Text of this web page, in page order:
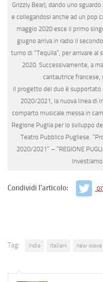
Grizzly Bear), dando uno
e collegandosi anche ad un pop
maggio 2020 esce il primo
giugno arriva in radio il
turno di “Tequila”, per arrivare al
2020. Successivamente, a
cantautrice francese,
Il progetto del duo è supportato
2020/2021 , la nuova linea
comparto musicale messa in
Regione Puglia per lo sviluppo
Teatro Pubblico Pugliese.
2020/2021” – “REGIONE
Condividi l'articolo:
Tag: indie italiani new wave